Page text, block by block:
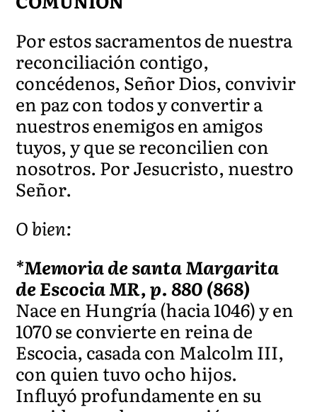
Por estos sacramentos de nuestra
reconciliación contigo,
concédenos, Señor Dios, convivir
en paz con todos y convertir a
nuestros enemigos en amigos
tuyos, y que se reconcilien con
nosotros. Por Jesucristo, nuestro
Señor.
O bien:
*Memoria de santa Margarita
de Escocia MR, p. 880 (868)
Nace en Hungría (hacia 1046) y en
1070 se convierte en reina de
Escocia, casada con Malcolm III,
con quien tuvo ocho hijos.
Influyó profundamente en su